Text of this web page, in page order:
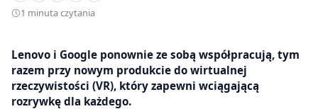
1 minuta czytania
Lenovo i Google ponownie ze sobą współpracują, tym
razem przy nowym produkcie do wirtualnej
rzeczywistości (VR), który zapewni wciągającą
rozrywkę dla każdego.